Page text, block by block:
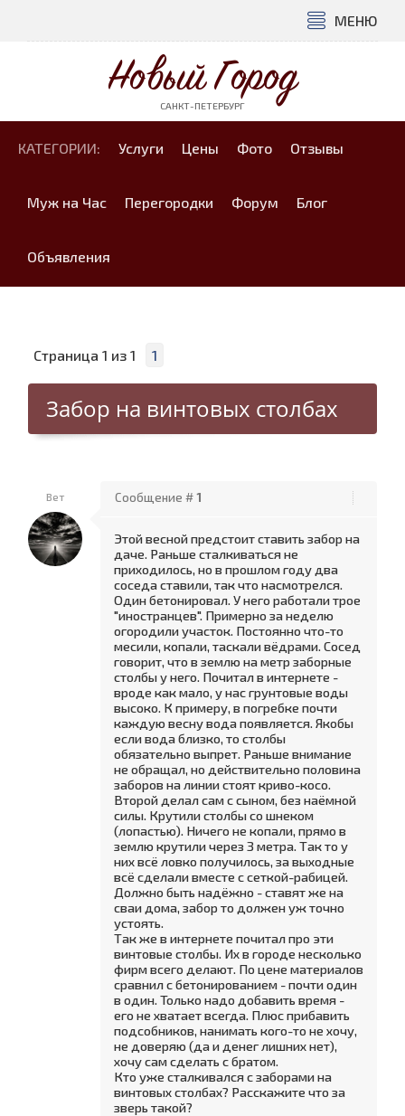
МЕНЮ
Новый Город
САНКТ-ПЕТЕРБУРГ
КАТЕГОРИИ: Услуги Цены Фото Отзывы
Муж на Час Перегородки Форум Блог
Объявления
Страница 1 из 1 1
Забор на винтовых столбах
Вет Сообщение #1
Этой весной предстоит ставить забор на
даче. Раньше сталкиваться не
приходилось, но в прошлом году два
соседа ставили, так что насмотрелся.
Один бетонировал. У него работали трое
"иностранцев". Примерно за неделю
огородили участок. Постоянно что-то
месили, копали, таскали вёдрами. Сосед
говорит, что в землю на метр заборные
столбы у него. Почитал в интернете -
вроде как мало, у нас грунтовые воды
высоко. К примеру, в погребке почти
каждую весну вода появляется. Якобы
если вода близко, то столбы
обязательно выпрет. Раньше внимание
не обращал, но действительно половина
заборов на линии стоят криво-косо.
Второй делал сам с сыном, без наёмной
силы. Крутили столбы со шнеком
(лопастью). Ничего не копали, прямо в
землю крутили через 3 метра. Так то у
них всё ловко получилось, за выходные
всё сделали вместе с сеткой-рабицей.
Должно быть надёжно - ставят же на
сваи дома, забор то должен уж точно
устоять.
Так же в интернете почитал про эти
винтовые столбы. Их в городе несколько
фирм всего делают. По цене материалов
сравнил с бетонированием - почти один
в один. Только надо добавить время -
его не хватает всегда. Плюс прибавить
подсобников, нанимать кого-то не хочу,
не доверяю (да и денег лишних нет),
хочу сам сделать с братом.
Кто уже сталкивался с заборами на
винтовых столбах? Расскажите что за
зверь такой?